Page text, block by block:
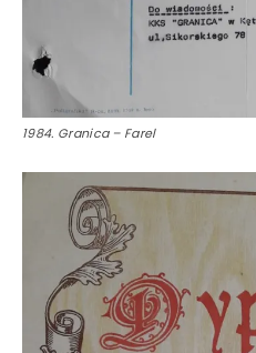
1984. Granica – Farel